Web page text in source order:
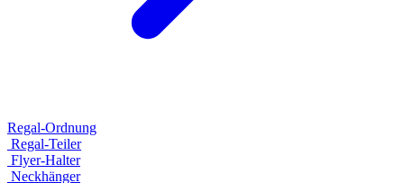
Regal-Ordnung
Regal-Teiler
Flyer-Halter
Neckhänger